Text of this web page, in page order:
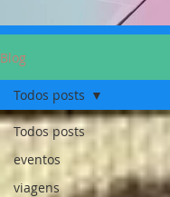
Blog
Todos posts
eventos
viagens
Todos posts